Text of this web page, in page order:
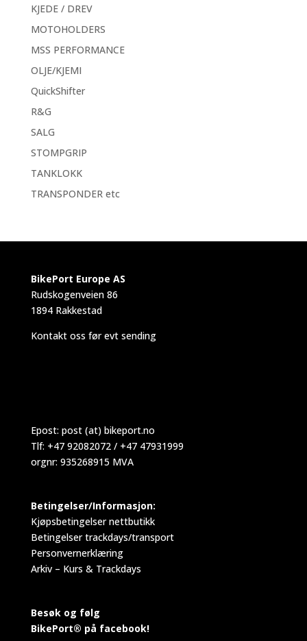
KJEDE / DREV
MOTOHOLDERS
MSS PERFORMANCE
OLJE/KJEMI
QuickShifter
R&G
SALG
STOMPGRIP
TANKLOKK
TRANSPONDER etc
BikePort Europe AS
Rudskogenveien 86
1894 Rakkestad
Kontakt oss før evt sending
Epost: post (at) bikeport.no
Tlf: +47 92082072 / +47 47931999
orgnr: 935268915 MVA
Betingelser/Informasjon:
Kjøpsbetingelser nettbutikk
Betingelser trackdays/transport
Personvernerklæring
Arkiv – Kurs & Trackdays
Besøk og følg
BikePort® på facebook!